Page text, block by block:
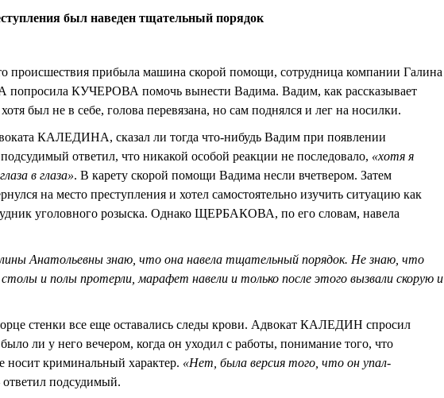
был наведен тщательный порядок
происшествия прибыла машина скорой помощи, сотрудница компании Галина
КУЧЕРОВА помочь вынести Вадима. Вадим, как рассказывает
был не в себе, голова перевязана, но сам поднялся и лег на носилки.
КАЛЕДИНА, сказал ли тогда что-нибудь Вадим при появлении
ответил, что никакой особой реакции не последовало, «хотя я
в глаза». В карету скорой помощи Вадима несли вчетвером. Затем
на место преступления и хотел самостоятельно изучить ситуацию как
уголовного розыска. Однако ЩЕРБАКОВА, по его словам, навела
Анатольевны знаю, что она навела тщательный порядок. Не знаю, что
столы и полы протерли, марафет навели и только после этого вызвали скорую и
стенки все еще оставались следы крови. Адвокат КАЛЕДИН спросил
ли у него вечером, когда он уходил с работы, понимание того, что
носит криминальный характер. «Нет, была версия того, что он упал-
подсудимый.